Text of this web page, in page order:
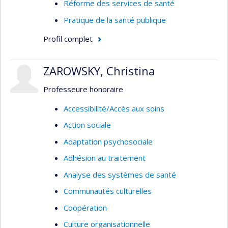
des personnes et l’élaboration d’un plan de
services individualisé, un outil unique d’évaluation
particulièrement le soutien à domicile. Il se
préoccupe du transfert de connaissances de la
politiques publiques.
Réforme des services de santé
Pratique de la santé publique
Profil complet
ZAROWSKY, Christina
Professeure honoraire
Accessibilité/Accès aux soins
Action sociale
Adaptation psychosociale
Adhésion au traitement
Analyse des systèmes de santé
Communautés culturelles
Coopération
Culture organisationnelle